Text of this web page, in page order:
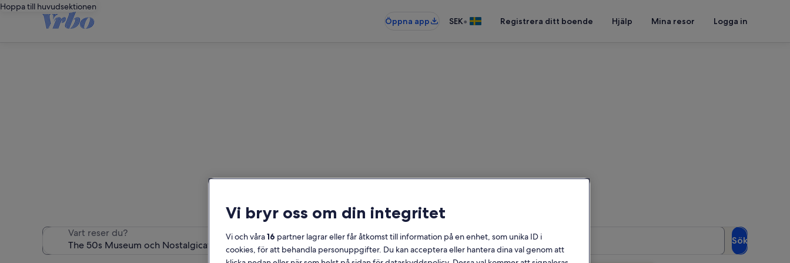
Hoppa till huvudsektionen
Öppna app
SEK• Registrera ditt boende Hjälp Mina resor Logga in
Semesterboenden nära The 50s Museum och Nostalgicafé
Vi hittade 400 semesterbostäder – ange dina datum för att se vilka som är lediga
Vart reser du? Datum
Gäster
2 gäster
Sök
Vi bryr oss om din integritet
Vi och våra16 partner lagrar eller får åtkomst till information på en enhet, som unika ID i
cookies, för att behandla personuppgifter. Du kan acceptera eller hantera dina val genom att